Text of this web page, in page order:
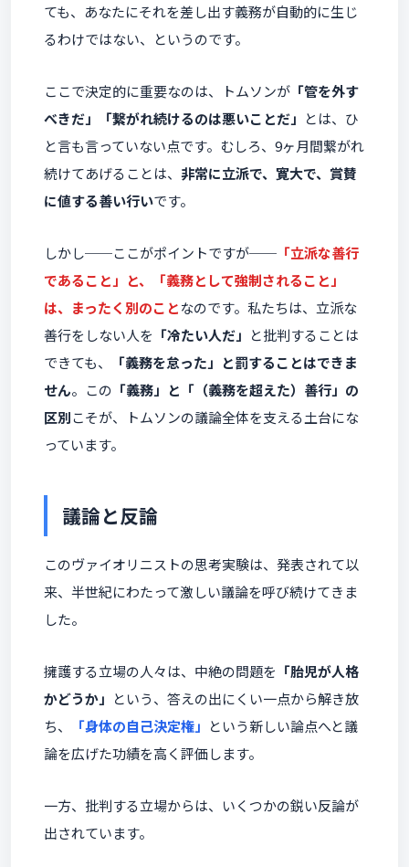
ても、あなたにそれを差し出す義務が自動的に生じ
るわけではない、というのです。
ここで決定的に重要なのは、トムソンが 「管を外す
べきだ」「繋がれ続けるのは悪いことだ」 とは、ひ
と言も言っていない点です。むしろ、9ヶ月間繋がれ
続けてあげることは、 非常に立派で、寛大で、賞賛
に値する善い行いです。
しかし──ここがポイントですが── 「立派な善行
であること」と、「義務として強制されること」
は、まったく別のことなのです。私たちは、立派な
善行をしない人を 「冷たい人だ」 と批判することは
できても、
「義務を怠った」と罰することはできま
せん。この 「義務」と「（義務を超えた）善行」の
区別こそが、トムソンの議論全体を支える土台にな
っています。
議論と反論
このヴァイオリニストの思考実験は、発表されて以
来、半世紀にわたって激しい議論を呼び続けてきま
した。
擁護する立場の人々は、中絶の問題を 「胎児が人格
かどうか」 という、答えの出にくい一点から解き放
ち、
「身体の自己決定権」 という新しい論点へと議
論を広げた功績を高く評価します。
一方、批判する立場からは、いくつかの鋭い反論が
出されています。